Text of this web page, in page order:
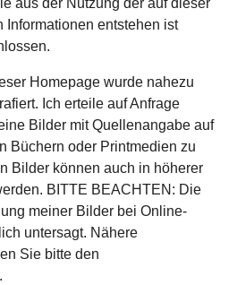
aus der Nutzung der auf dieser
Informationen entstehen ist
Homepage wurde nahezu
Ich erteile auf Anfrage
Bilder mit Quellenangabe auf
Büchern oder Printmedien zu
Bilder können auch in höherer
BITTE BEACHTEN: Die
meiner Bilder bei Online-
untersagt. Nähere
Sie bitte den
.